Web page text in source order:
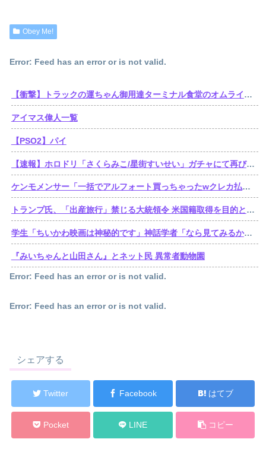
Obey Me!
Error: Feed has an error or is not valid.
【衝撃】トラックの運ちゃん御用達ターミナル食堂のオムライスが強すぎるｗｗｗｗｗ(※画像あり)
アイマス偉人一覧
【PSO2】パイ
【速報】ホロドリ「さくらみこ/星街すいせい」ガチャにて再びセルラン1位達成！
ケンモメンサー「一括でアルフォート買っちゃったwクレカ払いで来月の俺ごめんねー」銀行「デビットカードなんで即時引き落としです」
トランプ氏、「出産旅行」禁じる大統領令 米国籍取得を目的とした中国人らの渡米を問題視
学生「ちいかわ映画は神秘的です」神話学者「なら見てみるか…」
『みいちゃんと山田さん』とネット民 異常者動物園
Error: Feed has an error or is not valid.
Error: Feed has an error or is not valid.
シェアする
Twitter Facebook はてブ
Pocket LINE コピー